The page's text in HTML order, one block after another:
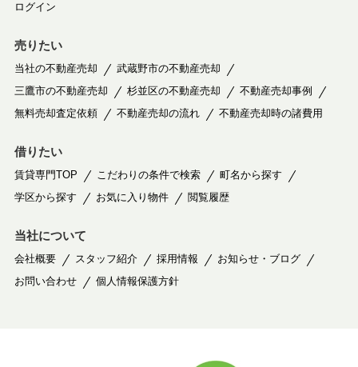
ログイン
売りたい
当社の不動産売却
武蔵野市の不動産売却
三鷹市の不動産売却
杉並区の不動産売却
不動産売却事例
無料売却査定依頼
不動産売却の流れ 不動産売却時の諸費用
借りたい
賃貸専門TOP こだわりの条件で検索
町名から探す
学区から探す
お気に入り物件 閲覧履歴
当社について
会社概要 スタッフ紹介 採用情報
お知らせ・ブログ
お問い合わせ
個人情報保護方針